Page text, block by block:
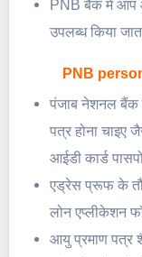
PNB बैंक में आप
उपलब्ध किया
PNB
पंजाब नेशनल बैंक
पत्र होना चाइए
आईडी कार्ड
एड्रेस प्रूफ के तौर
लोन एप्लीकेशन
आयु प्रमाण पत्र